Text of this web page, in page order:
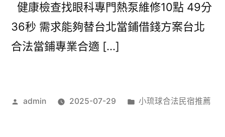
健康檢查找眼科專門熱泵維修10點 49分
36秒 需求能夠替台北當鋪借錢方案台北
合法當鋪專業合適 […]
作
admin 2025-07-29
分
小琉球合法民宿推薦